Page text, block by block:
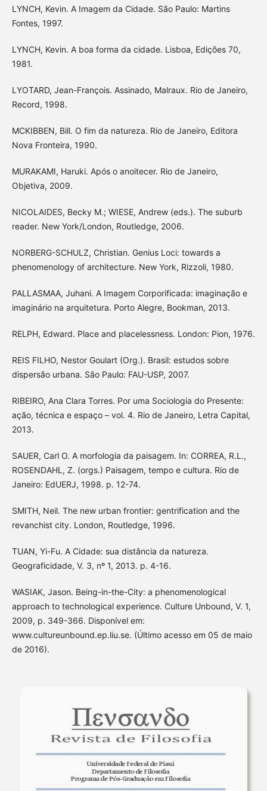
LYNCH, Kevin. A Imagem da Cidade. São Paulo: Martins
Fontes, 1997.
LYNCH, Kevin. A boa forma da cidade. Lisboa, Edições 70,
1981.
LYOTARD, Jean-François. Assinado, Malraux. Rio de Janeiro,
Record, 1998.
MCKIBBEN, Bill. O fim da natureza. Rio de Janeiro, Editora
Nova Fronteira, 1990.
MURAKAMI, Haruki. Após o anoitecer. Rio de Janeiro,
Objetiva, 2009.
NICOLAIDES, Becky M.; WIESE, Andrew (eds.). The suburb
reader. New York/London, Routledge, 2006.
NORBERG-SCHULZ, Christian. Genius Loci: towards a
phenomenology of architecture. New York, Rizzoli, 1980.
PALLASMAA, Juhani. A Imagem Corporificada: imaginação e
imaginário na arquitetura. Porto Alegre, Bookman, 2013.
RELPH, Edward. Place and placelessness. London: Pion, 1976.
REIS FILHO, Nestor Goulart (Org.). Brasil: estudos sobre
dispersão urbana. São Paulo: FAU-USP, 2007.
RIBEIRO, Ana Clara Torres. Por uma Sociologia do Presente:
ação, técnica e espaço – vol. 4. Rio de Janeiro, Letra Capital,
2013.
SAUER, Carl O. A morfologia da paisagem. In: CORREA, R.L.,
ROSENDAHL, Z. (orgs.) Paisagem, tempo e cultura. Rio de
Janeiro: EdUERJ, 1998. p. 12-74.
SMITH, Neil. The new urban frontier: gentrification and the
revanchist city. London, Routledge, 1996.
TUAN, Yi-Fu. A Cidade: sua distância da natureza.
Geograficidade, V. 3, nº 1, 2013. p. 4-16.
WASIAK, Jason. Being-in-the-City: a phenomenological
approach to technological experience. Culture Unbound, V. 1,
2009, p. 349-366. Disponível em:
www.cultureunbound.ep.liu.se. (Último acesso em 05 de maio
de 2016).